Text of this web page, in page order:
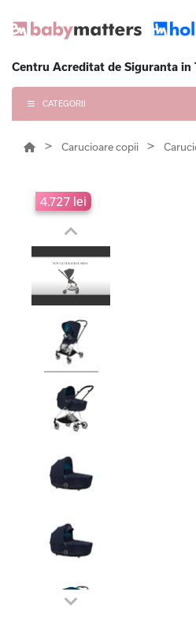
Centru Acreditat de Siguranta in
CATEGORII
Carucioare copii
4.727 lei